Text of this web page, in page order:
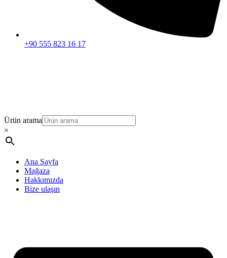
+90 555 823 16 17
Ürün arama
×
Ana Sayfa
Mağaza
Hakkımızda
Bize ulaşın